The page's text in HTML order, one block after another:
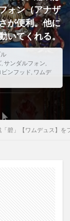
ォン（アナザ
が便利。他に
いてくれる。
, サンダルフォン,
ビンフッド, ワムデ
「碧」【ワムデュス】